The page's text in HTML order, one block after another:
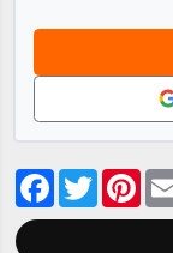
Facebook
Twitter